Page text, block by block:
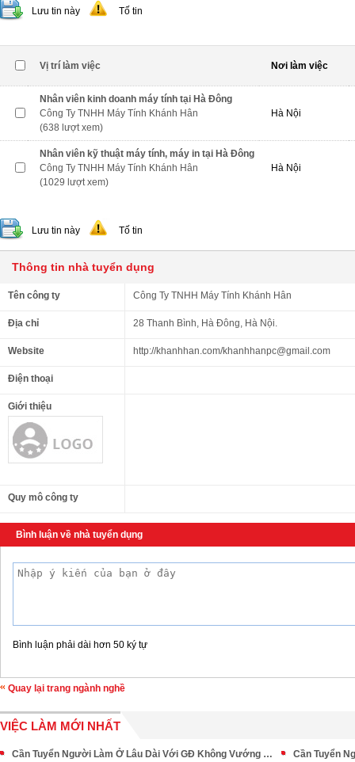
Lưu tin này Tố tin
Vị trí làm việc Nơi làm việc
Nhân viên kinh doanh máy tính tại Hà Đông
Công Ty TNHH Máy Tính Khánh Hân
(638 lượt xem)
Hà Nội
Nhân viên kỹ thuật máy tính, máy in tại Hà Đông
Công Ty TNHH Máy Tính Khánh Hân
(1029 lượt xem)
Hà Nội
Lưu tin này Tố tin
Thông tin nhà tuyển dụng
Tên công ty Công Ty TNHH Máy Tính Khánh Hân
Địa chỉ 28 Thanh Bình, Hà Đông, Hà Nội.
Website http://khanhhan.com/khanhhanpc@gmail.com
Điện thoại
Giới thiệu
Quy mô công ty
Bình luận về nhà tuyển dụng
Bình luận phải dài hơn 50 ký tự
Quay lại trang ngành nghề
VIỆC LÀM MỚI NHẤT
Cần Tuyển Người Làm Ở Lâu Dài Với GĐ Không Vướng Bận Quá Nhiều